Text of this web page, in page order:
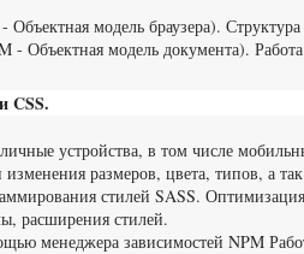
модель браузера).
- Объектная модель документа).
CSS.
устройства, в том числе
размеров, цвета, типов, а
стилей SASS.
расширения стилей.
менеджера зависимостей NPM